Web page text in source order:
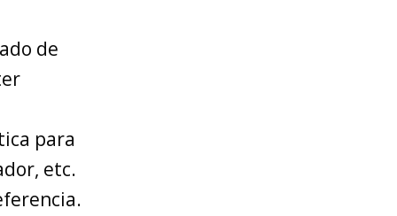
de
para
etc.